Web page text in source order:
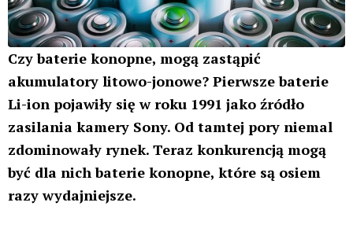
Czy baterie konopne, mogą zastąpić
akumulatory litowo-jonowe? Pierwsze baterie
Li-ion pojawiły się w roku 1991 jako źródło
zasilania kamery Sony. Od tamtej pory niemal
zdominowały rynek. Teraz konkurencją mogą
być dla nich baterie konopne, które są osiem
razy wydajniejsze.